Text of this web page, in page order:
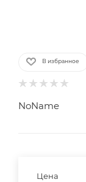
В избранное
NoName
Цена